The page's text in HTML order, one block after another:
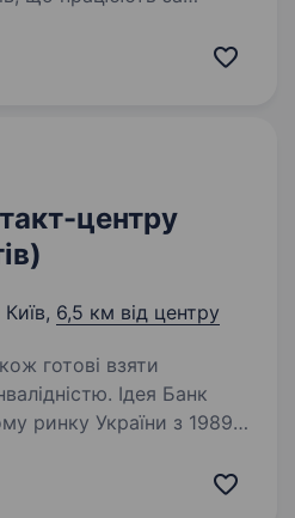
технології, сучасний
центру
Київ, 6,5 км від центру
готові взяти
Ідея Банк
ринку України з 1989
партнер для клієнтів.